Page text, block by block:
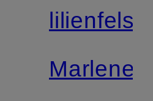
lilienfels